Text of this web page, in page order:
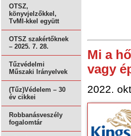
OTSZ,
könyvjelzőkkel,
TvMI-kkel együtt
OTSZ szakértőknek
– 2025. 7. 28.
Tűzvédelmi
Műszaki Irányelvek
(Tűz)Védelem – 30
év cikkei
Robbanásveszély
fogalomtár
Mi a
vagy
2022.